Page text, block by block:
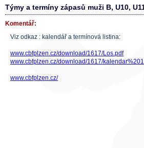
Týmy a termíny zápasů muži B, U10,
Komentář:
Viz odkaz : kalendář a termínová listina:
www.cbfplzen.cz/download/1617/Los.pdf
www.cbfplzen.cz/download/1617/
www.cbfplzen.cz/